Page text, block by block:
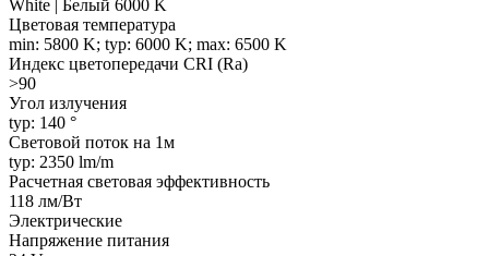
White | Белый 6000 K
Цветовая температура
min: 5800 K; typ: 6000 K; max: 6500 K
Индекс цветопередачи CRI (Ra)
>90
Угол излучения
typ: 140 °
Световой поток на 1м
typ: 2350 lm/m
Расчетная световая эффективность
118 лм/Вт
Электрические
Напряжение питания